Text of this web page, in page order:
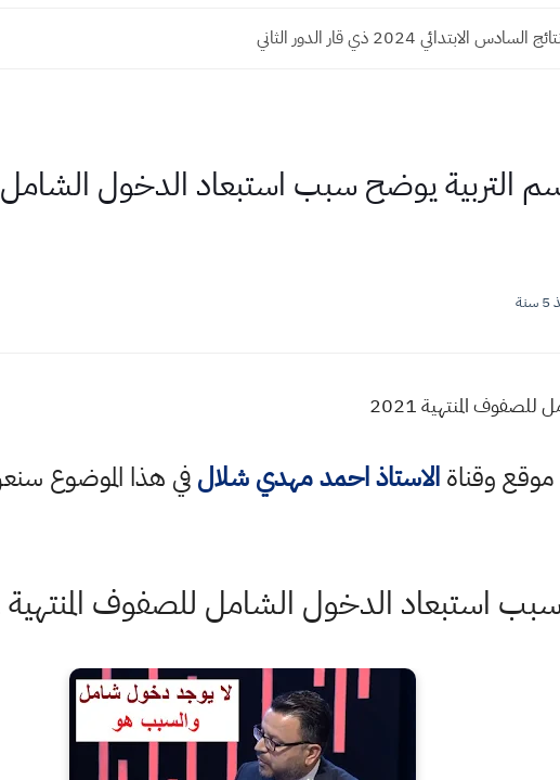
السادس الابتدائي 2024 ذي قار الدور الثاني
التربية يوضح سبب استبعاد الدخول الشامل
المنتهية 2021
موقع وقناةالاستاذ احمد مهدي شلالفي هذا الموضوع
استبعاد الدخول الشامل للصفوف المنتهية 2021